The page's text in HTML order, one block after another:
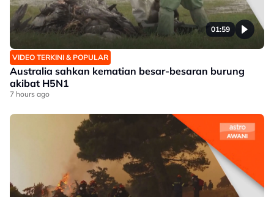
01:59
VIDEO TERKINI & POPULAR
Australia sahkan kematian besar-besaran burung
akibat H5N1
7 hours ago